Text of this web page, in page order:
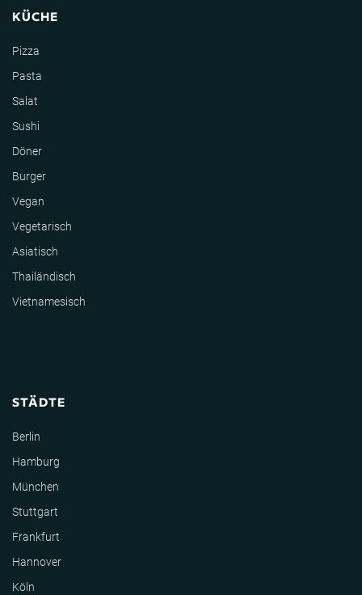
KÜCHE
Pizza
Pasta
Salat
Sushi
Döner
Burger
Vegan
Vegetarisch
Asiatisch
Thailändisch
Vietnamesisch
STÄDTE
Berlin
Hamburg
München
Stuttgart
Frankfurt
Hannover
Köln